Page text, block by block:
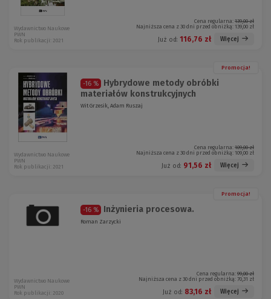
Cena regularna: 139,00 zł
Najniższa cena z 30 dni przed obniżką: 139,00 zł
Już od: 116,76 zł Więcej
Wydawnictwo Naukowe
PWN
Rok publikacji: 2021
Promocja!
-16 %
Hybrydowe metody obróbki
materiałów konstrukcyjnych
Wit Grzesik, Adam Ruszaj
Cena regularna: 109,00 zł
Najniższa cena z 30 dni przed obniżką: 109,00 zł
Już od: 91,56 zł Więcej
Wydawnictwo Naukowe
PWN
Rok publikacji: 2021
Promocja!
-16 % Inżynieria procesowa.
Roman Zarzycki
Cena regularna: 99,00 zł
Najniższa cena z 30 dni przed obniżką: 70,31 zł
Już od: 83,16 zł Więcej
Wydawnictwo Naukowe
PWN
Rok publikacji: 2020